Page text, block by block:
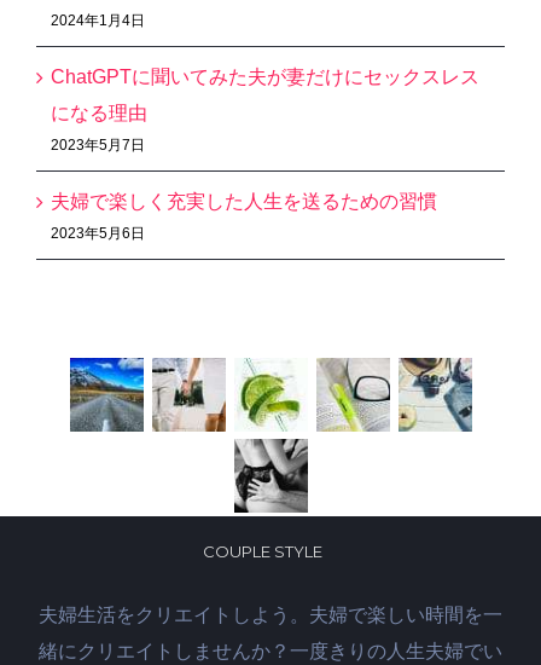
2024年1月4日
ChatGPTに聞いてみた夫が妻だけにセックスレス
になる理由
2023年5月7日
夫婦で楽しく充実した人生を送るための習慣
2023年5月6日
COUPLE STYLE
夫婦生活をクリエイトしよう。夫婦で楽しい時間を一
緒にクリエイトしませんか？一度きりの人生夫婦でい